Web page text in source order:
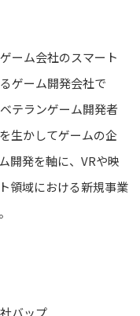
ーム会社のスマート
ゲーム開発会社で
テランゲーム開発者
生かしてゲームの企
開発を軸に、VRや映
領域における新規事業
バップ